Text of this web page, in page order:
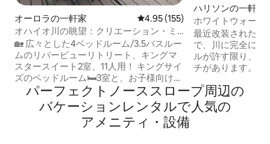
オーロラの一軒家 レビュー155件、5つ星中4.95つ
4.95 (155)
オハイオ川の眺望：クリエーション・ミ
ュージアム＆アーク近くの露天風呂・ジ
ャグジー付き
🏡 広々とした4ベッドルーム/3.5バスルー
ムのリバービューリトリート、キングマ
スタースイート2室、11人用！ キングサイ
ズのベッドルーム🛏️3室と、お子様向けの
楽しい二段ベッドルーム。 🌅 川の眺めと
朝日をお楽しみください。 専用のホット
タブで💦リラックスできます。 簡単な食
事のため🍳の充実したキッチン。 ゲーム
ハリソンの一軒家
ホワイトウォータ
川の眺望
最近改装された魅
で、川に完全にア
ルが許す限り、プ
チがあります。 豊富な野生動物と素晴ら
イトウォーター川
イヤーピット。
す。 I 275のKilby
パーフェクトノーススロープ⁠周⁠辺⁠の
バ⁠ケ⁠ー⁠シ⁠ョ⁠ン⁠レ⁠ン⁠タ⁠ル⁠で人⁠気⁠の
ア⁠メ⁠ニ⁠テ⁠ィ⁠・⁠設⁠備